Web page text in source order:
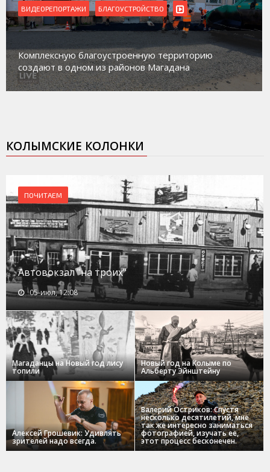
ВИДЕОРЕПОРТАЖИ БЛАГОУСТРОЙСТВО
Комплексную благоустроенную территорию
создают в одном из районов Магадана
КОЛЫМСКИЕ КОЛОНКИ
ПОЧИТАЕМ
Автовокзал "на троих"
05-июл, 12:08
Магаданцы на Новый год лису
топили
Новый год на Колыме по
Альберту Эйнштейну
Алексей Грошевик: Удивлять
зрителей надо всегда.
Валерий Остриков: Спустя
несколько десятилетий, мне
так же интересно заниматься
фотографией, изучать ее,
этот процесс бесконечен.